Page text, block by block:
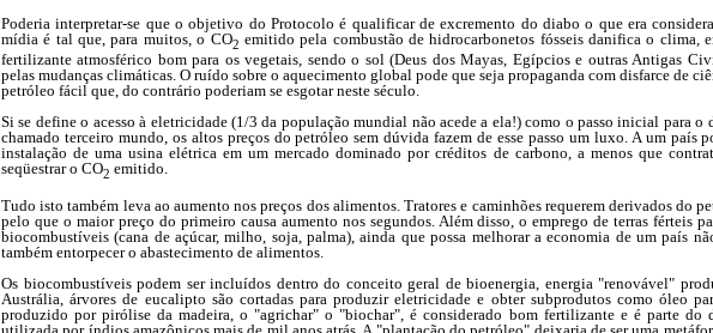
Poderia interpretar-se que o objetivo do Protocolo é qualificar de excremento do diabo o que era
mídia é tal que, para muitos, o CO2 emitido pela combustão de hidrocarbonetos fósseis danifica o clima,
fertilizante atmosférico bom para os vegetais, sendo o sol (Deus dos Mayas, Egípcios e outras Antigas
pelas mudanças climáticas. O ruído sobre o aquecimento global pode que seja propaganda com disfarce de
petróleo fácil que, do contrário poderiam se esgotar neste século.
Si se define o acesso à eletricidade (1/3 da população mundial não acede a ela!) como o passo inicial para
chamado terceiro mundo, os altos preços do petróleo sem dúvida fazem de esse passo um luxo. A um país
instalação de uma usina elétrica em um mercado dominado por créditos de carbono, a menos que
seqüestrar o CO2 emitido.
Tudo isto também leva ao aumento nos preços dos alimentos. Tratores e caminhões requerem derivados do
pelo que o maior preço do primeiro causa aumento nos segundos. Além disso, o emprego de terras férteis
biocombustíveis (cana de açúcar, milho, soja, palma), ainda que possa melhorar a economia de um país
também entorpecer o abastecimento de alimentos.
Os biocombustíveis podem ser incluídos dentro do conceito geral de bioenergia, energia "renovável"
Austrália, árvores de eucalipto são cortadas para produzir eletricidade e obter subprodutos como óleo
produzido por pirólise da madeira, o "agrichar" o "biochar", é considerado bom fertilizante e é parte do